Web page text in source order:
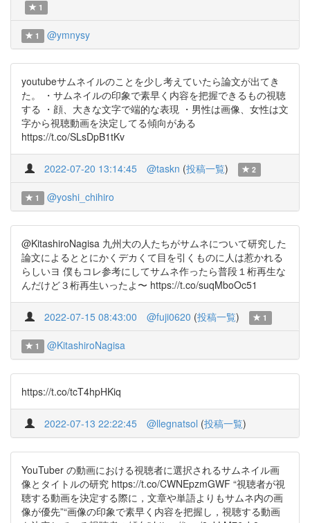
1
1 @ymnysy
youtubeサムネイルのことを少し考えていたら論文が出てき
た。 ・サムネイルの印象で素早く内容を把握できるもの視聴
する ・顔、大きな文字で端的な表現 ・男性は画像、女性は文
字から視聴動画を決定してる傾向がある
https://t.co/SLsDpB1tKv
2022-07-20 13:14:45 @taskn (投稿一覧) 2
1 @yoshi_chihiro
@KitashiroNagisa 九州大の人たちがサムネについて研究した
論文によるととにかくデカくて目を引くものに人は惹かれる
らしいヨ 僕もコレ参考にしてサムネ作ったら普段１桁再生な
んだけど３桁再生いったよ〜 https://t.co/suqMboOc51
2022-07-15 08:43:00 @fuji0620 (投稿一覧) 1
1 @KitashiroNagisa
https://t.co/tcT4hpHKiq
2022-07-13 22:22:45 @llegnatsol (投稿一覧)
YouTuber の動画における視聴者に選択されるサムネイル画
像とタイトルの研究 https://t.co/CWNEpzmGWF “視聴者が視
聴する動画を決定する際に，文章や単語よりもサムネ内の画
像が優先”“画像の印象で素早く内容を把握し，視聴する動画